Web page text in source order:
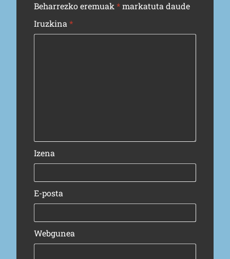
Beharrezko eremuak *markatuta daude
Iruzkina *
Izena
E-posta
Webgunea